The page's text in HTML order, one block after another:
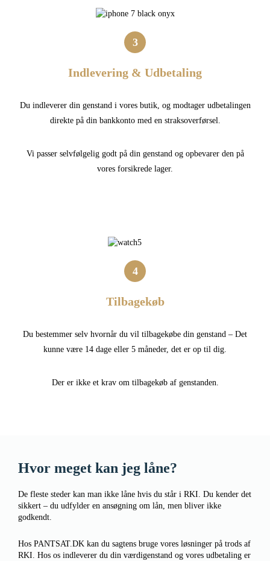
3
Indlevering & Udbetaling
Du indleverer din genstand i vores butik, og modtager udbetalingen
direkte på din bankkonto med en straksoverførsel.
Vi passer selvfølgelig godt på din genstand og opbevarer den på
vores forsikrede lager.
4
Tilbagekøb
Du bestemmer selv hvornår du vil tilbagekøbe din genstand – Det
kunne være 14 dage eller 5 måneder, det er op til dig.
Der er ikke et krav om tilbagekøb af genstanden.
Hvor meget kan jeg låne?
De fleste steder kan man ikke låne hvis du står i RKI. Du kender det
sikkert – du udfylder en ansøgning om lån, men bliver ikke
godkendt.
Hos PANTSAT.DK kan du sagtens bruge vores løsninger på trods af
RKI. Hos os indleverer du din værdigenstand og vores udbetaling er